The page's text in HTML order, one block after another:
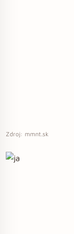
Zdroj: mmnt.sk